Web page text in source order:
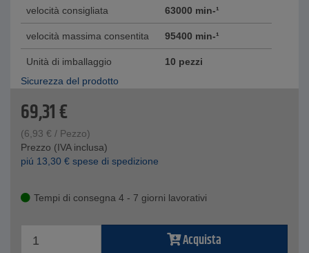
velocità consigliata 63000 min-¹
velocità massima consentita 95400 min-¹
Unità di imballaggio
10 pezzi
Sicurezza del prodotto
69,31€
(6,93 € / Pezzo)
Prezzo (IVA inclusa)
piú 13,30 € spese di spedizione
Tempi di consegna 4 - 7 giorni lavorativi
Acquista